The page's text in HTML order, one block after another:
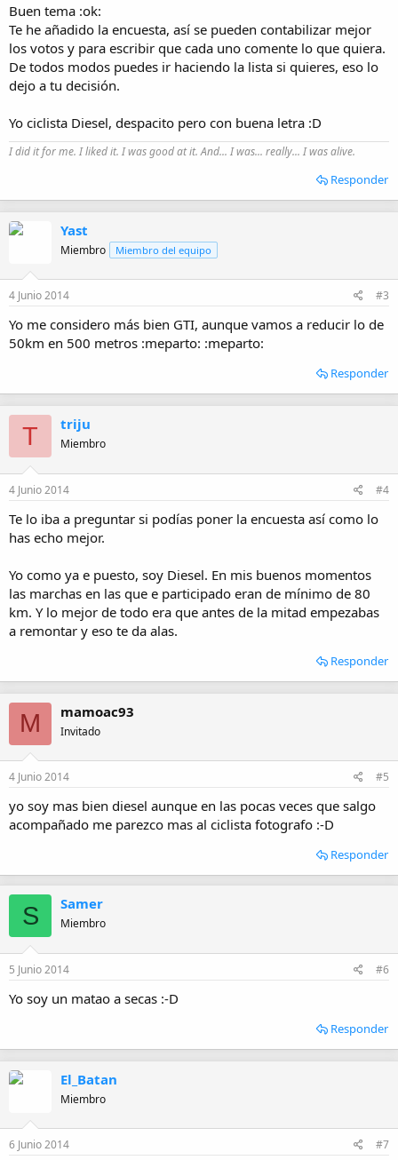
Buen tema :ok:
Te he añadido la encuesta, así se pueden contabilizar mejor
los votos y para escribir que cada uno comente lo que quiera.
De todos modos puedes ir haciendo la lista si quieres, eso lo
dejo a tu decisión.
Yo ciclista Diesel, despacito pero con buena letra :D
I did it for me. I liked it. I was good at it. And... I was... really... I was alive.
Responder
Yast
Miembro Miembro del equipo
4 Junio 2014 #3
Yo me considero más bien GTI, aunque vamos a reducir lo de
50km en 500 metros :meparto: :meparto:
Responder
T triju
Miembro
4 Junio 2014 #4
Te lo iba a preguntar si podías poner la encuesta así como lo
has echo mejor.
Yo como ya e puesto, soy Diesel. En mis buenos momentos
las marchas en las que e participado eran de mínimo de 80
km. Y lo mejor de todo era que antes de la mitad empezabas
a remontar y eso te da alas.
Responder
M mamoac93
Invitado
4 Junio 2014 #5
yo soy mas bien diesel aunque en las pocas veces que salgo
acompañado me parezco mas al ciclista fotografo :-D
Responder
S Samer
Miembro
5 Junio 2014 #6
Yo soy un matao a secas :-D
Responder
El_Batan
Miembro
6 Junio 2014 #7